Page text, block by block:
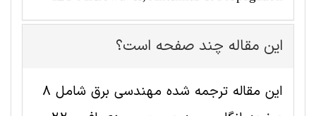
این مقاله چند صفحه است؟
این مقاله ترجمه شده مهندسی برق شامل 8